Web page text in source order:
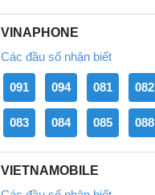
VINAPHONE
Các đầu số nhận biết
091 094 081 082
083 084 085 088
VIETNAMOBILE